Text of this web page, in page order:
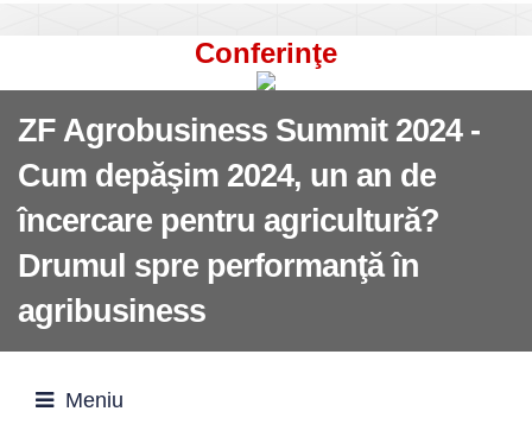
Conferinţe
ZF Agrobusiness Summit 2024 -
Cum depăşim 2024, un an de
încercare pentru agricultură?
Drumul spre performanţă în
agribusiness
Meniu